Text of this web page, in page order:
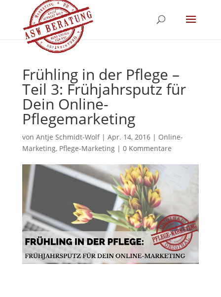
Frühling in der Pflege –
Teil 3: Frühjahrsputz für
Dein Online-
Pflegemarketing
von Antje Schmidt-Wolf| Apr. 14, 2016| Online-
Marketing, Pflege-Marketing| 0 Kommentare